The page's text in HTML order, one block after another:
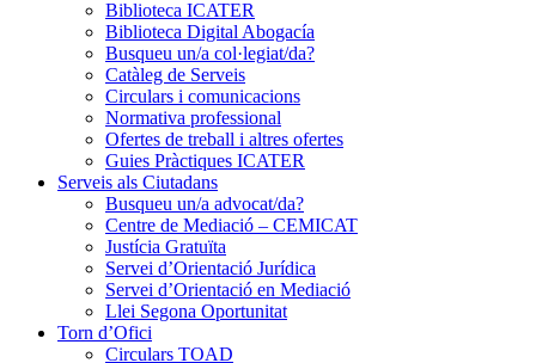
Biblioteca ICATER
Biblioteca Digital Abogacía
Busqueu un/a col·legiat/da?
Catàleg de Serveis
Circulars i comunicacions
Normativa professional
Ofertes de treball i altres ofertes
Guies Pràctiques ICATER
Serveis als Ciutadans
Busqueu un/a advocat/da?
Centre de Mediació – CEMICAT
Justícia Gratuïta
Servei d’Orientació Jurídica
Servei d’Orientació en Mediació
Llei Segona Oportunitat
Torn d’Ofici
Circulars TOAD